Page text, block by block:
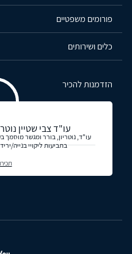
פורומים משפטיים
כלים ושירותים
הזדמנות להכיר
עו"ד צבי שטיין
בתביעות ליקויי בנייה/